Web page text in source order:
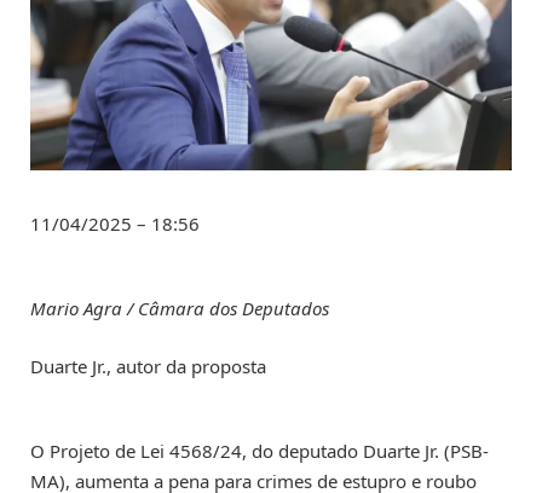
11/04/2025 – 18:56
Mario Agra / Câmara dos Deputados
Duarte Jr., autor da proposta
O Projeto de Lei 4568/24, do deputado Duarte Jr. (PSB-
MA), aumenta a pena para crimes de estupro e roubo